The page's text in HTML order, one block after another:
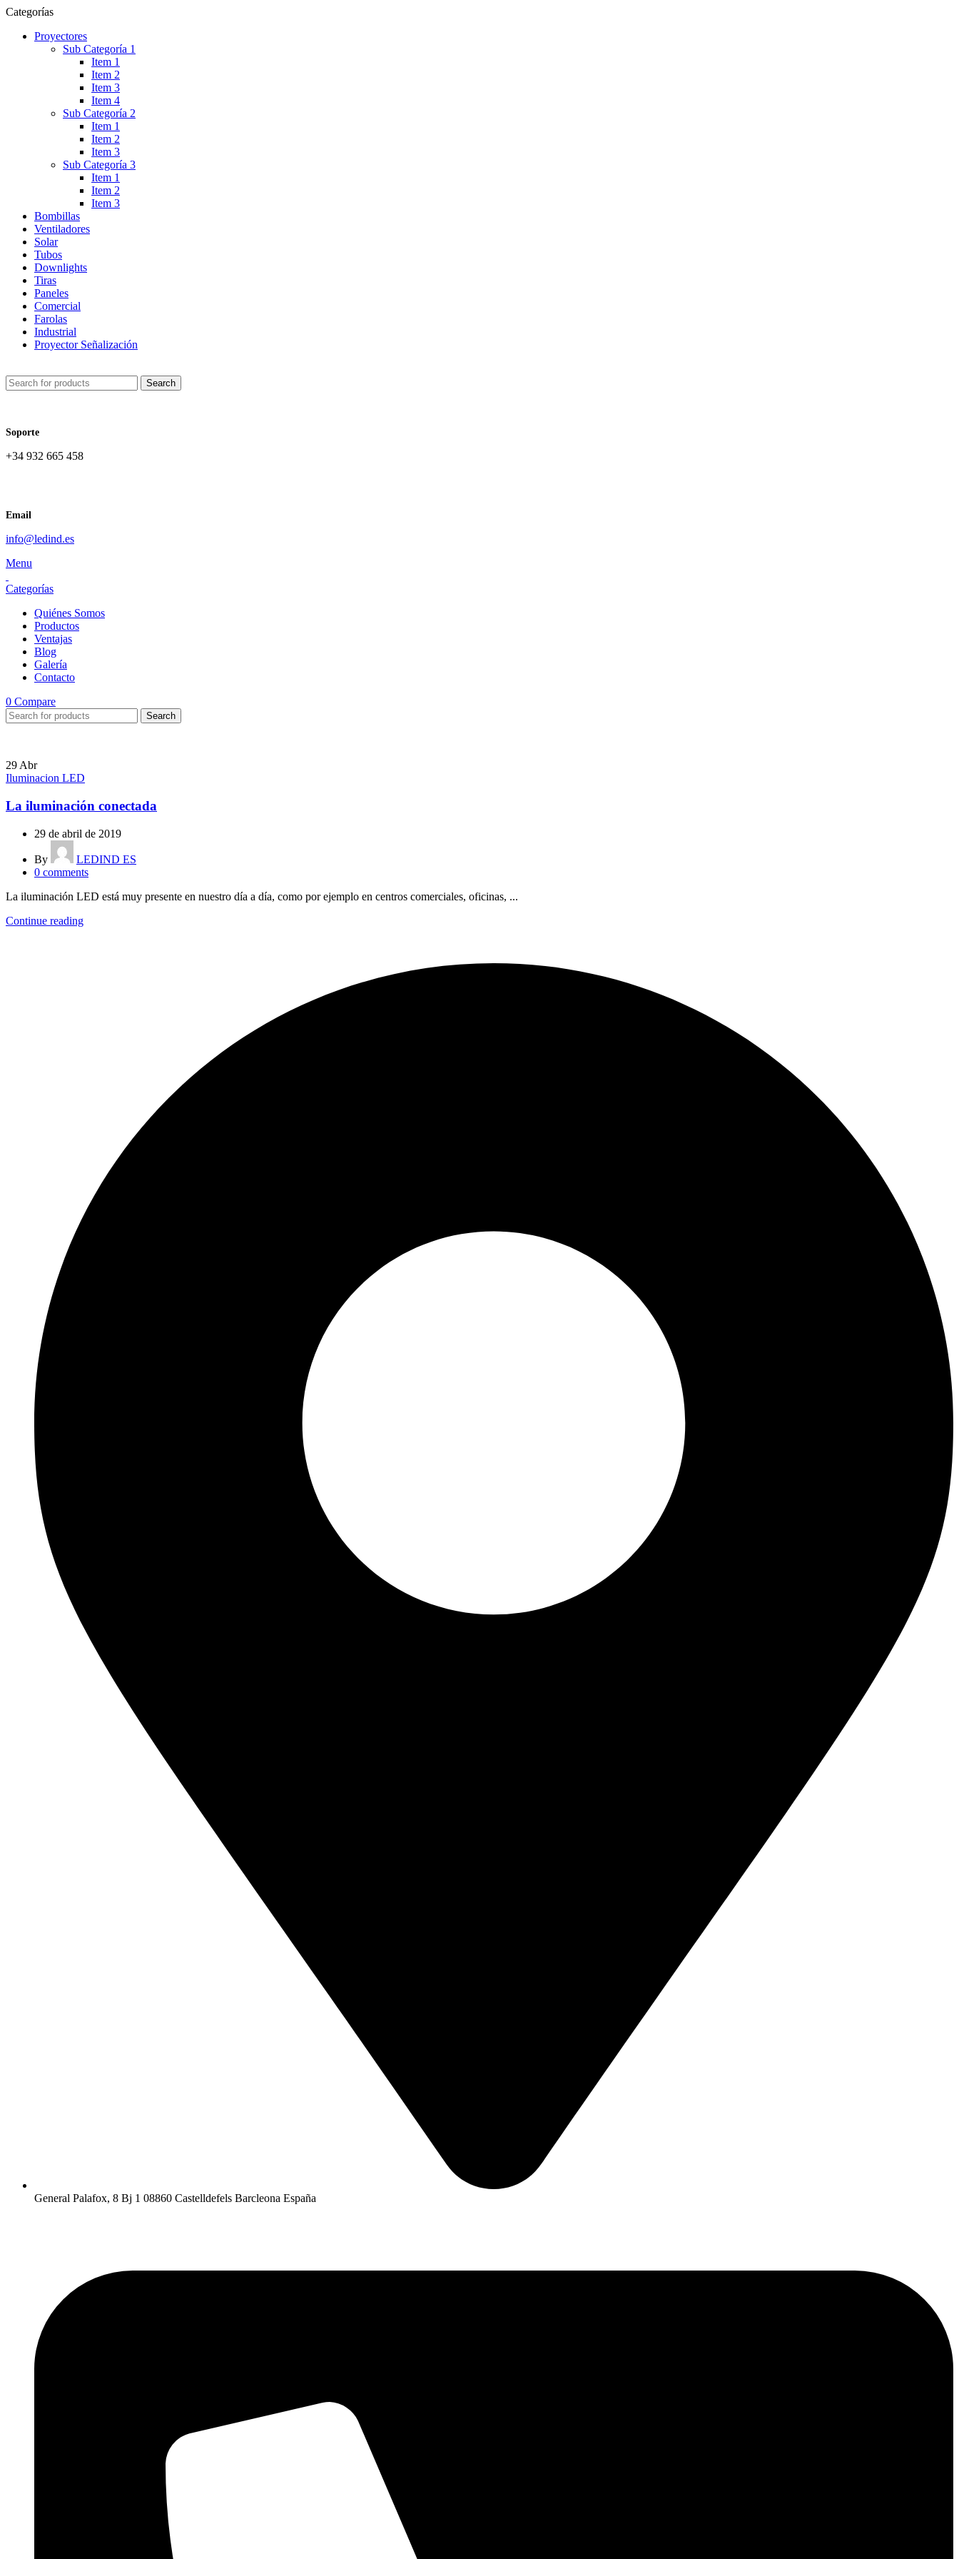
Categorías
Proyectores
Sub Categoría 1
Item 1
Item 2
Item 3
Item 4
Sub Categoría 2
Item 1
Item 2
Item 3
Sub Categoría 3
Item 1
Item 2
Item 3
Bombillas
Ventiladores
Solar
Tubos
Downlights
Tiras
Paneles
Comercial
Farolas
Industrial
Proyector Señalización
Search
Soporte
+34 932 665 458‬
Email
info@ledind.es
Menu
Categorías
Quiénes Somos
Productos
Ventajas
Blog
Galería
Contacto
0 Compare
Search
29 Abr
Iluminacion LED
La iluminación conectada
29 de abril de 2019
By
LEDIND ES
0 comments
La iluminación LED está muy presente en nuestro día a día, como por ejemplo en centros comerciales, oficinas, ...
Continue reading
General Palafox, 8 Bj 1 08860 Castelldefels Barcleona España